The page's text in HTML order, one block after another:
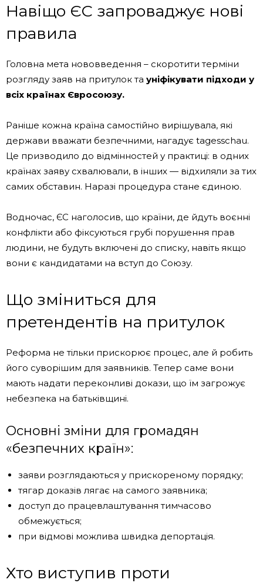
Навіщо ЄС запроваджує нові
правила
Головна мета нововведення – скоротити терміни
розгляду заяв на притулок та уніфікувати підходи у
всіх країнах Євросоюзу.
Раніше кожна країна самостійно вирішувала, які
держави вважати безпечними, нагадує tagesschau.
Це призводило до відмінностей у практиці: в одних
країнах заяву схвалювали, в інших — відхиляли за тих
самих обставин. Наразі процедура стане єдиною.
Водночас, ЄС наголосив, що країни, де йдуть воєнні
конфлікти або фіксуються грубі порушення прав
людини, не будуть включені до списку, навіть якщо
вони є кандидатами на вступ до Союзу.
Що зміниться для
претендентів на притулок
Реформа не тільки прискорює процес, але й робить
його суворішим для заявників. Тепер саме вони
мають надати переконливі докази, що їм загрожує
небезпека на батьківщині.
Основні зміни для громадян
«безпечних країн»:
заяви розглядаються у прискореному порядку;
тягар доказів лягає на самого заявника;
доступ до працевлаштування тимчасово
обмежується;
при відмові можлива швидка депортація.
Хто виступив проти